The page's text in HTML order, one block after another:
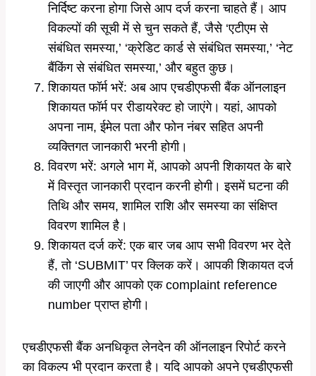
निर्दिष्ट करना होगा जिसे आप दर्ज करना चाहते हैं। आप
विकल्पों की सूची में से चुन सकते हैं, जैसे ‘एटीएम से
संबंधित समस्या,’ ‘क्रेडिट कार्ड से संबंधित समस्या,’ ‘नेट
बैंकिंग से संबंधित समस्या,’ और बहुत कुछ।
शिकायत फॉर्म भरें: अब आप एचडीएफसी बैंक ऑनलाइन
शिकायत फॉर्म पर रीडायरेक्ट हो जाएंगे। यहां, आपको
अपना नाम, ईमेल पता और फोन नंबर सहित अपनी
व्यक्तिगत जानकारी भरनी होगी।
विवरण भरें: अगले भाग में, आपको अपनी शिकायत के बारे
में विस्तृत जानकारी प्रदान करनी होगी। इसमें घटना की
तिथि और समय, शामिल राशि और समस्या का संक्षिप्त
विवरण शामिल है।
शिकायत दर्ज करें: एक बार जब आप सभी विवरण भर देते
हैं, तो ‘SUBMIT’ पर क्लिक करें। आपकी शिकायत दर्ज
की जाएगी और आपको एक complaint reference
number प्राप्त होगी।
एचडीएफसी बैंक अनधिकृत लेनदेन की ऑनलाइन रिपोर्ट करने
का विकल्प भी प्रदान करता है। यदि आपको अपने एचडीएफसी